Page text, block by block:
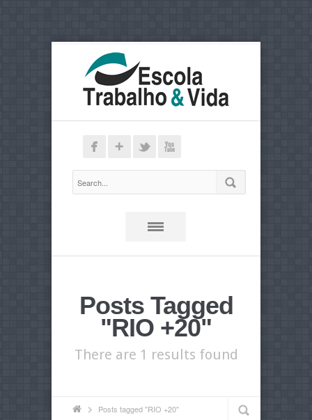
Posts Tagged
"RIO +20"
There are 1 results found
Posts tagged "RIO +20"